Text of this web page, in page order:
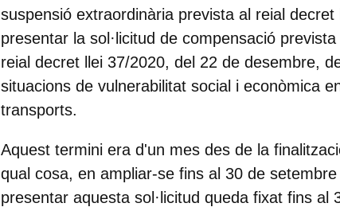
suspensió extraordinària prevista al reial
presentar la sol·licitud de compensació prevista
reial decret llei 37/2020, del 22 de desembre,
situacions de vulnerabilitat social i econòmica
transports.
Aquest termini era d'un mes des de la
qual cosa, en ampliar-se fins al 30 de
presentar aquesta sol·licitud queda fixat fins al